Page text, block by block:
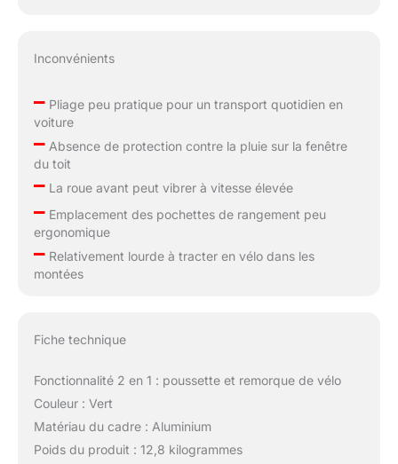
Inconvénients
–Pliage peu pratique pour un transport quotidien en
voiture
–Absence de protection contre la pluie sur la fenêtre
du toit
–La roue avant peut vibrer à vitesse élevée
–Emplacement des pochettes de rangement peu
ergonomique
–Relativement lourde à tracter en vélo dans les
montées
Fiche technique
Fonctionnalité 2 en 1 : poussette et remorque de vélo
Couleur : Vert
Matériau du cadre : Aluminium
Poids du produit : 12,8 kilogrammes